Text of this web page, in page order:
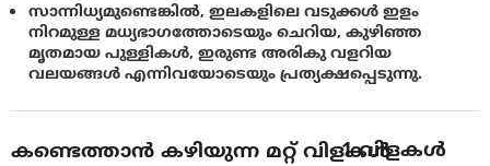
സാന്നിധ്യമുണ്ടെങ്കില്‍, ഇലകളിലെ വടുക്കള്‍ ഇളം
നിറമുള്ള മധ്യഭാഗത്തോടെയും ചെറിയ, കുഴിഞ്ഞ
മൃതമായ പുള്ളികള്‍, ഇരുണ്ട അരികു വളറിയ
വലയങ്ങള്‍ എന്നിവയോടെയും പ്രത്യക്ഷപ്പെടുന്നു.
കണ്ടെത്താൻ കഴിയുന്ന മറ്റ് വിളകൾ
1വിളകൾ